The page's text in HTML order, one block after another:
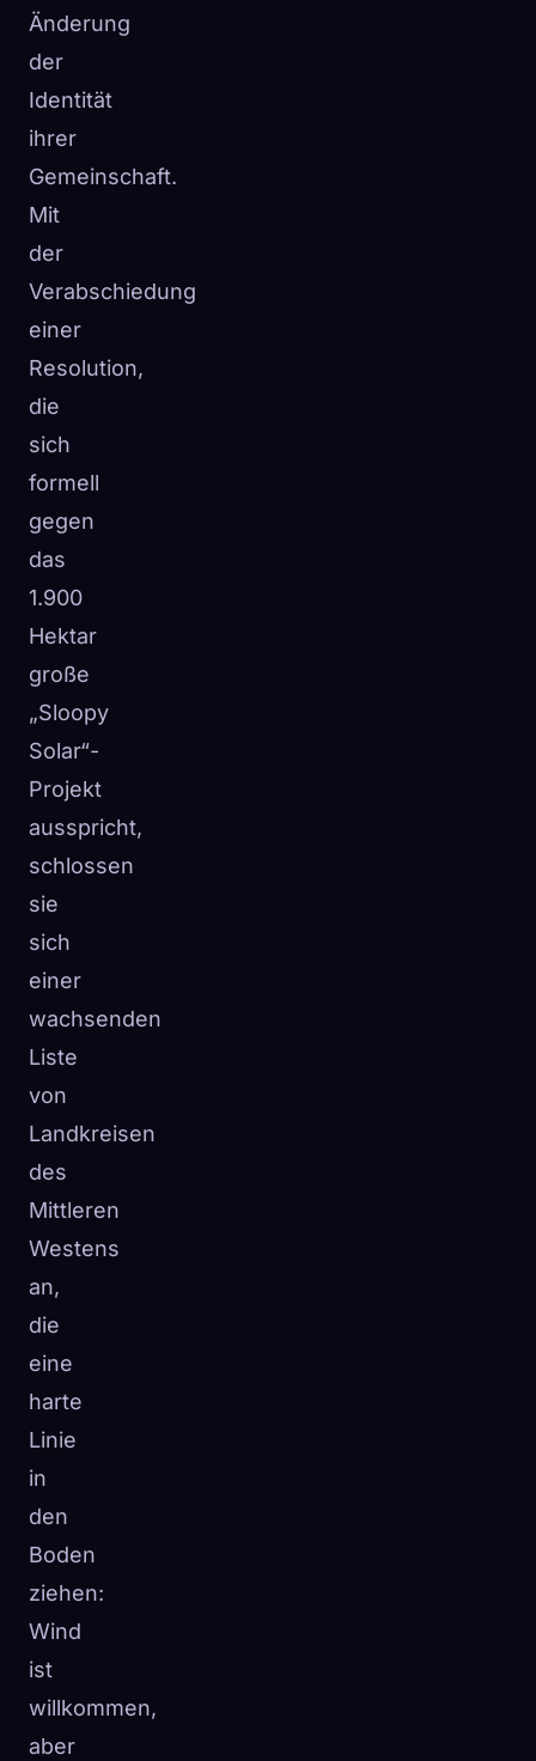
Änderung
der
Identität
ihrer
Gemeinschaft.
Mit
der
Verabschiedung
einer
Resolution,
die
sich
formell
gegen
das
1.900
Hektar
große
„Sloopy
Solar“-
Projekt
ausspricht,
schlossen
sie
sich
einer
wachsenden
Liste
von
Landkreisen
des
Mittleren
Westens
an,
die
eine
harte
Linie
in
den
Boden
ziehen:
Wind
ist
willkommen,
aber